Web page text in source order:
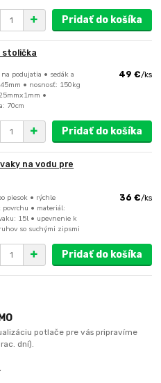
Pridať do košíka
stolička
podujatia • sedák a
• nosnosť: 150kg
•
70cm
49 €/ks
Pridať do košíka
na vodu pre
piesok • rýchle
• materiál:
15l • upevnenie k
so suchými zipsmi
36 €/ks
Pridať do košíka
potlače pre vás pripravíme
dní).